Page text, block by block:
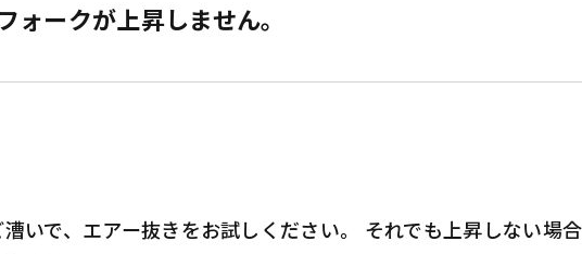
ークが上昇しません。
いで、エアー抜きをお試しください。 それでも上昇しない場